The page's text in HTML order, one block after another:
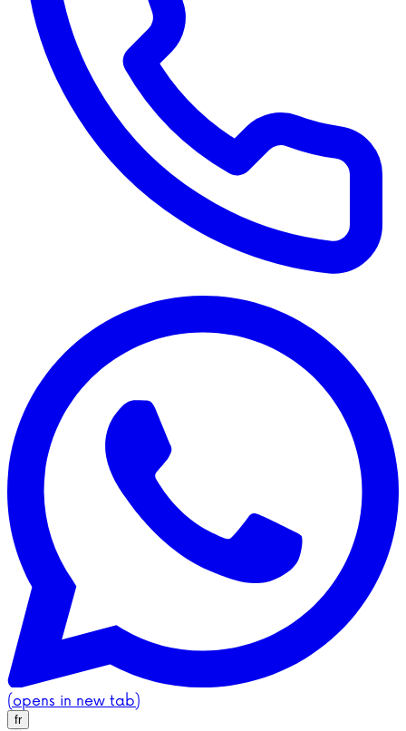
(opens in new tab)
fr